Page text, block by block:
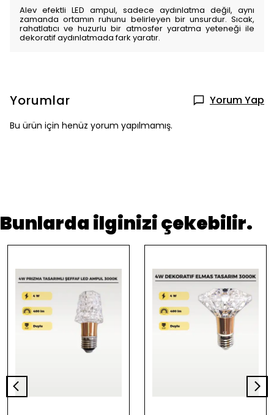
Alev efektli LED ampul, sadece aydınlatma değil, aynı
zamanda ortamın ruhunu belirleyen bir unsurdur. Sıcak,
rahatlatıcı ve huzurlu bir atmosfer yaratma yeteneği ile
dekoratif aydınlatmada fark yaratır.
Yorumlar Yorum Yap
Bu ürün için henüz yorum yapılmamış.
Bunlarda ilginizi çekebilir.